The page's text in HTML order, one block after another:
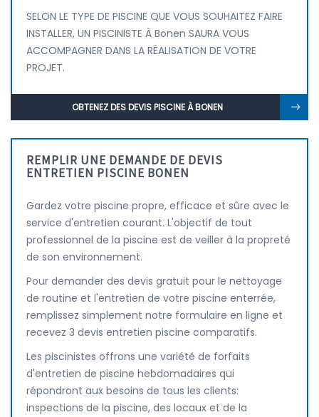
SELON LE TYPE DE PISCINE QUE VOUS SOUHAITEZ FAIRE
INSTALLER, UN PISCINISTE À Bonen SAURA VOUS
ACCOMPAGNER DANS LA RÉALISATION DE VOTRE
PROJET.
OBTENEZ DES DEVIS PISCINE À BONEN
REMPLIR UNE DEMANDE DE DEVIS
ENTRETIEN PISCINE BONEN
Gardez votre piscine propre, efficace et sûre avec le
service d'entretien courant. L'objectif de tout
professionnel de la piscine est de veiller à la propreté
de son environnement.
Pour demander des devis gratuit pour le nettoyage
de routine et l'entretien de votre piscine enterrée,
remplissez simplement notre formulaire en ligne et
recevez 3 devis entretien piscine comparatifs.
Les piscinistes offrons une variété de forfaits
d'entretien de piscine hebdomadaires qui
répondront aux besoins de tous les clients:
inspections de la piscine, des locaux et de la